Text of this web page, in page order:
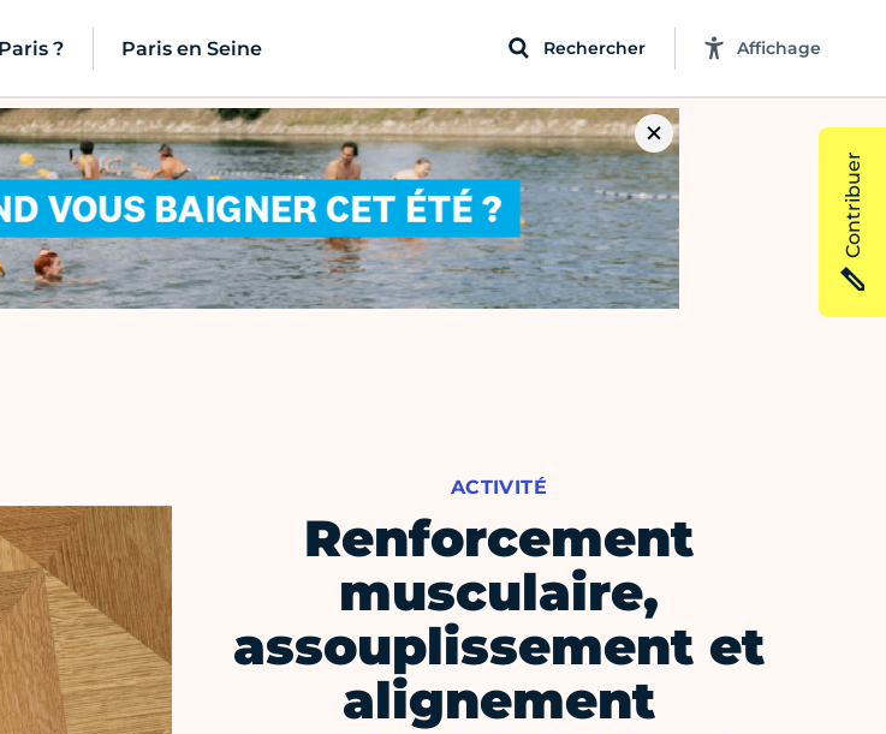
? Paris en Seine Rechercher Affichage
ACTIVITÉ
Renforcement
musculaire,
assouplissement et
alignement
Contribuer